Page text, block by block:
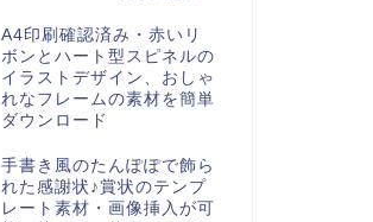
A4印刷確認済み・赤いリ
ボンとハート型スピネルの
イラストデザイン、おしゃ
れなフレームの素材を簡単
ダウンロード
手書き風のたんぽぽで飾ら
れた感謝状♪賞状のテンプ
レート素材・画像挿入が可